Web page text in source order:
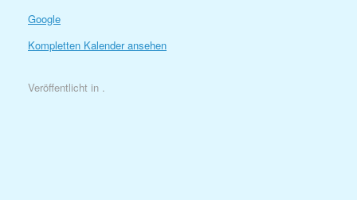
Google
Kompletten Kalender ansehen
Veröffentlicht in .